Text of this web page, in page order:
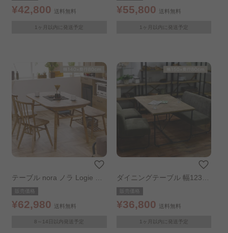
グレー
¥42,800 送料無料
1ヶ月以内に発送予定
グレー
¥55,800 送料無料
1ヶ月以内に発送予定
テーブル nora ノラ Logie ロ
ジー テーブル ダイニングテ
ーブル DT140 ナチュラル 33
販売価格
¥62,980 送料無料
8～14日以内発送予定
ダイニングテーブル 幅123c
m販売価格
¥36,800 送料無料
1ヶ月以内に発送予定